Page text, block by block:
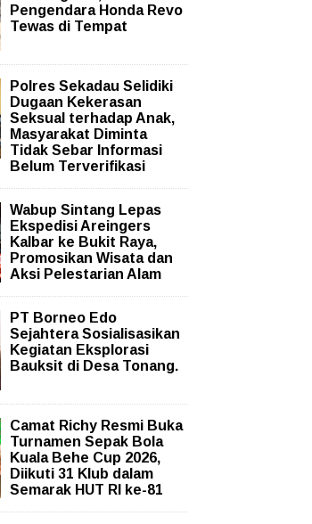
Pengendara Honda Revo
Tewas di Tempat
Polres Sekadau Selidiki
Dugaan Kekerasan
Seksual terhadap Anak,
Masyarakat Diminta
Tidak Sebar Informasi
Belum Terverifikasi
Wabup Sintang Lepas
Ekspedisi Areingers
Kalbar ke Bukit Raya,
Promosikan Wisata dan
Aksi Pelestarian Alam
PT Borneo Edo
Sejahtera Sosialisasikan
Kegiatan Eksplorasi
Bauksit di Desa Tonang.
Camat Richy Resmi Buka
Turnamen Sepak Bola
Kuala Behe Cup 2026,
Diikuti 31 Klub dalam
Semarak HUT RI ke-81